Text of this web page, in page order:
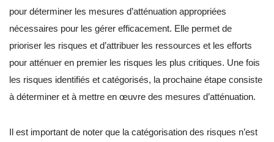
pour déterminer les mesures d’atténuation appropriées
nécessaires pour les gérer efficacement. Elle permet de
prioriser les risques et d’attribuer les ressources et les efforts
pour atténuer en premier les risques les plus critiques. Une fois
les risques identifiés et catégorisés, la prochaine étape consiste
à déterminer et à mettre en œuvre des mesures d’atténuation.
Il est important de noter que la catégorisation des risques n’est